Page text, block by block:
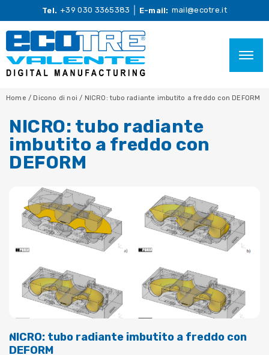
Tel. +39 030 3365383 E-mail: mail@ecotre.it
Home / Dicono di noi/ NICRO: tubo radiante imbutito a freddo con DEFORM
NICRO: tubo radiante
imbutito a freddo con
DEFORM
NICRO: tubo radiante imbutito a freddo con
DEFORM